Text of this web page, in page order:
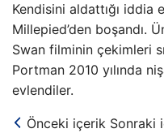
Kendisini aldattığı iddia
Millepied’den boşandı.
Swan filminin çekimleri
Portman 2010 yılında
evlendiler.
Önceki içerik Sonraki